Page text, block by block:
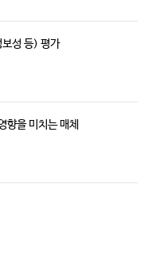
성 등) 평가
향을 미치는 매체